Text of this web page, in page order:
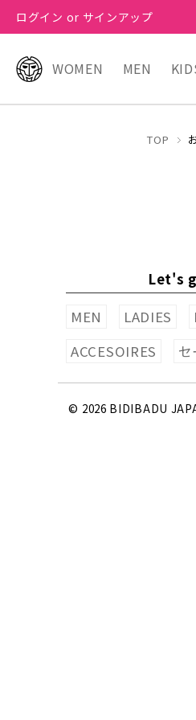
ログイン or サインアップ
WOMEN MEN
TOP
Let's
MEN
LADIES
ACCESOIRES
セ
© 2026 BIDIBADU